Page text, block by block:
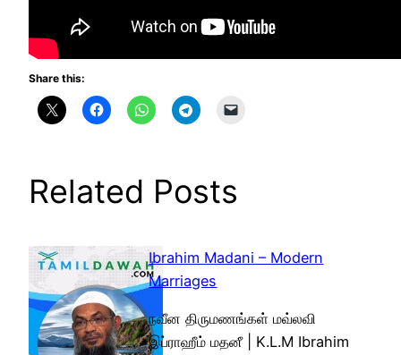
Share this:
Related Posts
Ibrahim Madani – Modern
Marriages
நவீன திருமணங்கள் மவ்லவி
இப்ராஹீம் மதனீ | K.L.M Ibrahim